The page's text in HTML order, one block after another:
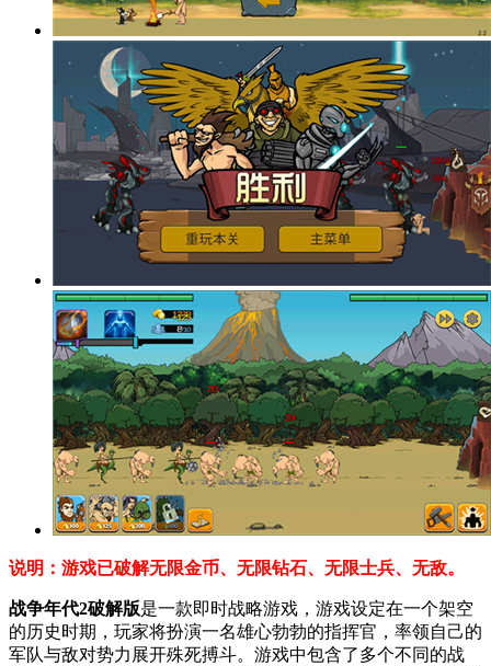
说明：游戏已破解无限金币、无限钻石、无限士兵、无敌。
战争年代2破解版是一款即时战略游戏，游戏设定在一个架空
的历史时期，玩家将扮演一名雄心勃勃的指挥官，率领自己的
军队与敌对势力展开殊死搏斗。游戏中包含了多个不同的战